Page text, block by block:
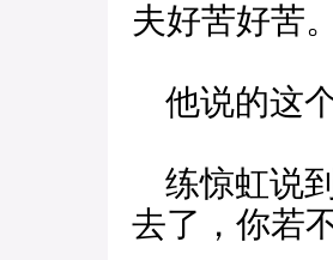
夫好苦好苦
他说的这
练惊虹说
去了，你若